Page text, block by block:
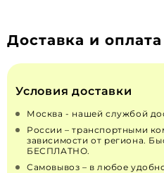
Доставка и оплата
Условия доставки
Москва - нашей службой
России – транспортными
зависимости от региона.
БЕСПЛАТНО.
Самовывоз – в любое